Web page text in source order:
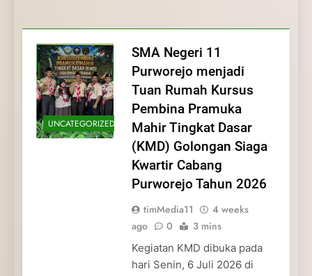
dan Pengabdian Generasi
Pramuka
Pramuka
Kepedulian
UNCATEGORIZED
SMA Negeri 11
Purworejo menjadi
Tuan Rumah Kursus
Pembina Pramuka
Mahir Tingkat Dasar
(KMD) Golongan Siaga
Kwartir Cabang
Purworejo Tahun 2026
timMedia11
4 weeks
ago
0 3 mins
Kegiatan KMD dibuka pada
hari Senin, 6 Juli 2026 di